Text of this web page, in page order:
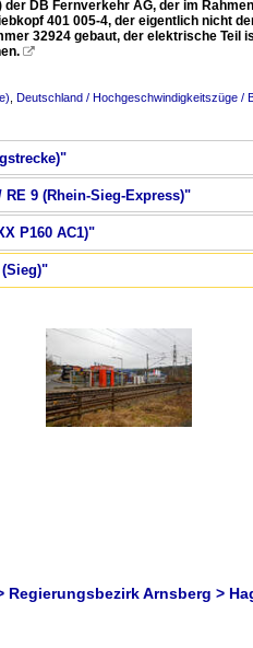
der DB Fernverkehr AG, der im
401 005-4, der eigentlich nicht
32924 gebaut, der elektrische Teil

Deutschland / Hochgeschwindigkeitszüge /
9 (Rhein-Sieg-Express)"
P160 AC1)"
Arnsberg >